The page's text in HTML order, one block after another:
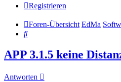
Registrieren
Foren-Übersicht EdMa
Suche
APP 3.1.5 keine
Antworten